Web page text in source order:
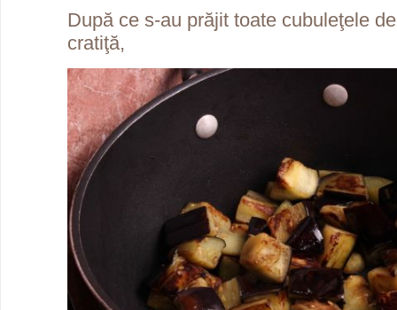
După ce s-au prăjit toate cubuleţele
cratiţă,